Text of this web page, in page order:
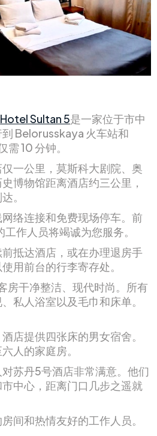
Hotel Sultan 5是一家位于市中
Belorusskaya 火车站和
10 分钟。
一公里，莫斯科大剧院、奥
博物馆距离酒店约三公里，
。
络连接和免费现场停车。前
作人员将竭诚为您服务。
抵达酒店，或在办理退房手
用前台的行李寄存处。
房干净整洁、现代时尚。所有
私人浴室以及毛巾和床单。
店提供四张床的男女宿舍。
人的家庭房。
苏丹5号酒店非常满意。他们
中心，距离门口几步之遥就
间和热情友好的工作人员。